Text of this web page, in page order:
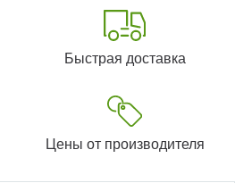
Быстрая доставка
Цены от производителя